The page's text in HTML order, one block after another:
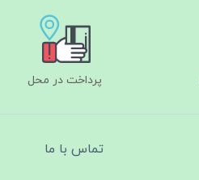
پرداخت در محل
تماس با ما